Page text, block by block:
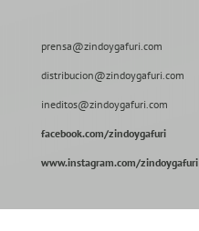
prensa@zindoygafuri.com
distribucion@zindoygafuri.com
ineditos@zindoygafuri.com
facebook.com/zindoygafuri
www.instagram.com/zindoygafuri